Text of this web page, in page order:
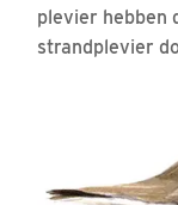
plevier hebben
strandplevier